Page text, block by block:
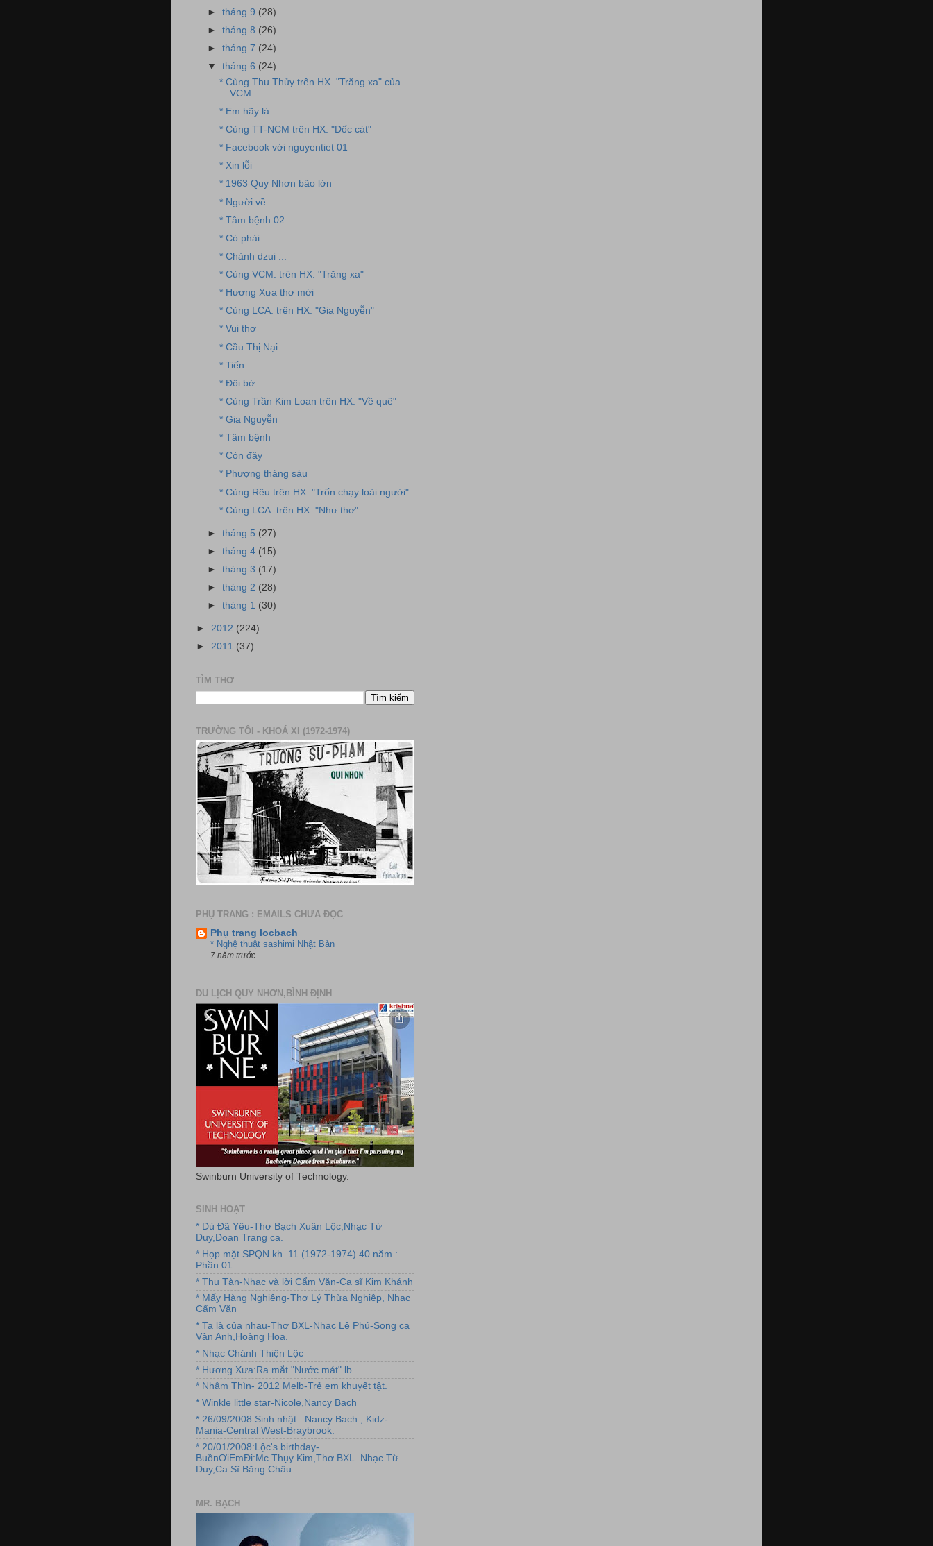
►tháng 9 (28)
►tháng 8 (26)
►tháng 7 (24)
▼tháng 6 (24)
* Cùng Thu Thủy trên HX. "Trăng xa" của
VCM.
* Em hãy là
* Cùng TT-NCM trên HX. "Dốc cát"
* Facebook với nguyentiet 01
* Xin lỗi
* 1963 Quy Nhơn bão lớn
* Người về.....
* Tâm bệnh 02
* Có phải
* Chảnh dzui ...
* Cùng VCM. trên HX. "Trăng xa"
* Hương Xưa thơ mới
* Cùng LCA. trên HX. "Gia Nguyễn"
* Vui thơ
* Cầu Thị Nại
* Tiến
* Đôi bờ
* Cùng Trần Kim Loan trên HX. "Về quê"
* Gia Nguyễn
* Tâm bệnh
* Còn đây
* Phượng tháng sáu
* Cùng Rêu trên HX. "Trốn chạy loài người"
* Cùng LCA. trên HX. "Như thơ"
►tháng 5 (27)
►tháng 4 (15)
►tháng 3 (17)
►tháng 2 (28)
►tháng 1 (30)
► 2012 (224)
► 2011 (37)
TÌM THƠ
TRƯỜNG TÔI - KHOÁ XI (1972-1974)
PHỤ TRANG : EMAILS CHƯA ĐỌC
Phụ trang locbach
* Nghệ thuật sashimi Nhật Bản
7 năm trước
DU LỊCH QUY NHƠN,BÌNH ĐỊNH
Swinburn University of Technology.
SINH HOẠT
* Dù Đã Yêu-Thơ Bạch Xuân Lộc,Nhạc Từ
Duy,Đoan Trang ca.
* Họp mặt SPQN kh. 11 (1972-1974) 40 năm :
Phần 01
* Thu Tàn-Nhạc và lời Cẩm Văn-Ca sĩ Kim Khánh
* Mấy Hàng Nghiêng-Thơ Lý Thừa Nghiệp, Nhạc
Cẩm Văn
* Ta là của nhau-Thơ BXL-Nhạc Lê Phú-Song ca
Vân Anh,Hoàng Hoa.
* Nhạc Chánh Thiện Lộc
* Hương Xưa:Ra mắt "Nước mát" lb.
* Nhâm Thìn- 2012 Melb-Trẻ em khuyết tật.
* Winkle little star-Nicole,Nancy Bach
* 26/09/2008 Sinh nhật : Nancy Bach , Kidz-
Mania-Central West-Braybrook.
* 20/01/2008:Lộc's birthday-
BuồnƠiEmĐi:Mc.Thụy Kim,Thơ BXL. Nhạc Từ
Duy,Ca Sĩ Băng Châu
MR. BẠCH